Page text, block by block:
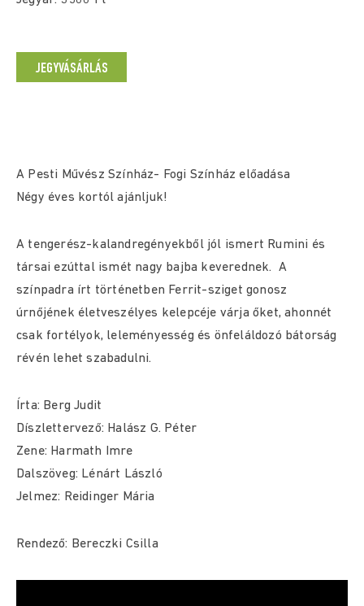
JEGYVÁSÁRLÁS
A Pesti Művész Színház- Fogi Színház előadása
Négy éves kortól ajánljuk!
A tengerész-kalandregényekből jól ismert Rumini és
társai ezúttal ismét nagy bajba keverednek. A
színpadra írt történetben Ferrit-sziget gonosz
úrnőjének életveszélyes kelepcéje várja őket, ahonnét
csak fortélyok, leleményesség és önfeláldozó bátorság
révén lehet szabadulni.
Írta: Berg Judit
Díszlettervező: Halász G. Péter
Zene: Harmath Imre
Dalszöveg: Lénárt László
Jelmez: Reidinger Mária
Rendező: Bereczki Csilla